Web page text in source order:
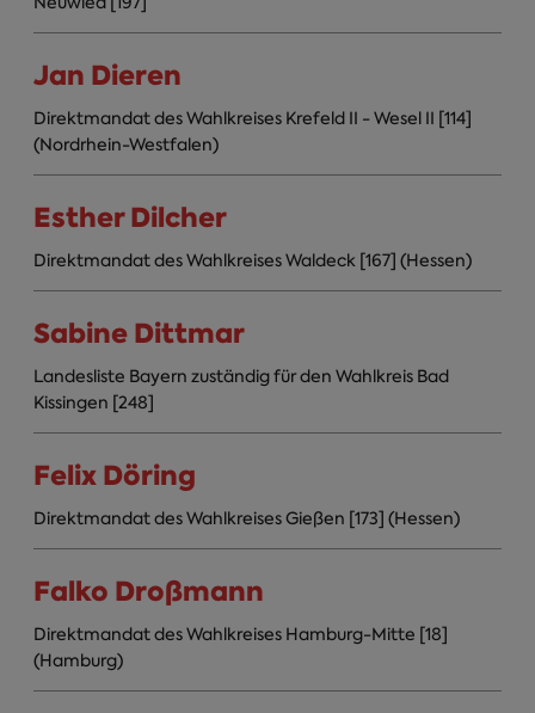
Jan Dieren
Direktmandat des Wahlkreises Krefeld II - Wesel II [114]
(Nordrhein-Westfalen)
Esther Dilcher
Direktmandat des Wahlkreises Waldeck [167] (Hessen)
Sabine Dittmar
Landesliste Bayern zuständig für den Wahlkreis Bad
Kissingen [248]
Felix Döring
Direktmandat des Wahlkreises Gießen [173] (Hessen)
Falko Droßmann
Direktmandat des Wahlkreises Hamburg-Mitte [18]
(Hamburg)